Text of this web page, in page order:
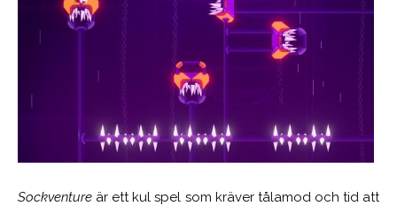
Sockventure är ett kul spel som kräver tålamod och tid att